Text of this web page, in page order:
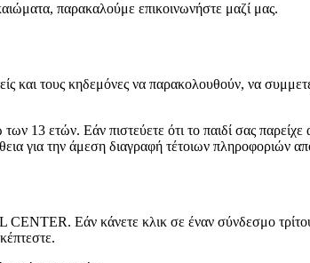
παρακαλούμε επικοινωνήστε μαζί μας.
και τους κηδεμόνες να παρακολουθούν, να
ετών. Εάν πιστεύετε ότι το παιδί σας παρείχε
για την άμεση διαγραφή τέτοιων πληροφοριών
CENTER. Εάν κάνετε κλικ σε έναν σύνδεσμο